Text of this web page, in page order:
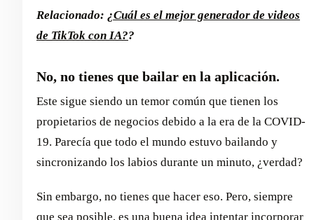
Relacionado: ¿Cuál es el mejor generador de videos
de TikTok con IA??
No, no tienes que bailar en la aplicación.
Este sigue siendo un temor común que tienen los
propietarios de negocios debido a la era de la COVID-
19. Parecía que todo el mundo estuvo bailando y
sincronizando los labios durante un minuto, ¿verdad?
Sin embargo, no tienes que hacer eso. Pero, siempre
que sea posible, es una buena idea intentar incorporar